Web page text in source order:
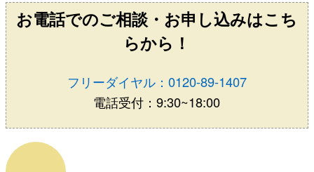
お電話でのご相談・お申し込みはこち
らから！
フリーダイヤル：0120-89-1407
電話受付：9:30~18:00